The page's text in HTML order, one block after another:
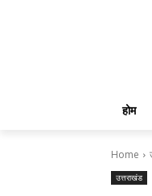
होम
Home
उत्तराखंड